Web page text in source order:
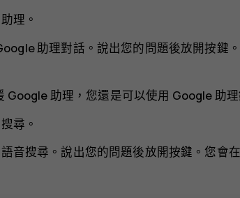
理。
助理對話。說出您的問題後放開按鍵
助理，您還是可以使用 Google 助理
尋。
音搜尋。說出您的問題後放開按鍵。您會